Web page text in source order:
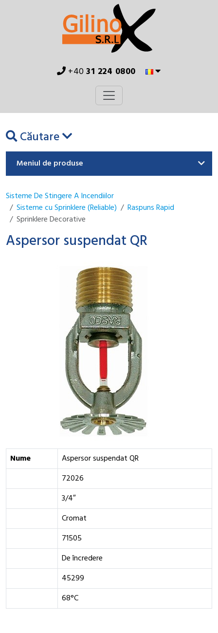
+4031 224 0800
Căutare
Meniul de produse
Sisteme De Stingere A Incendiilor
Sisteme cu Sprinklere (Reliable)
Raspuns Rapid
Sprinklere Decorative
Aspersor suspendat QR
Nume
Aspersor suspendat QR
72026
3/4″
Cromat
71505
De încredere
45299
68°C